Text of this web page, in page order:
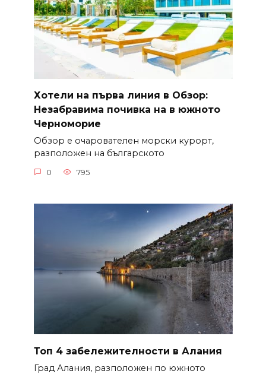
Хотели на първа линия в Обзор:
Незабравима почивка на в южното
Черноморие
Обзор е очарователен морски курорт,
разположен на българското
0 795
Топ 4 забележителности в Алания
Град Алания, разположен по южното